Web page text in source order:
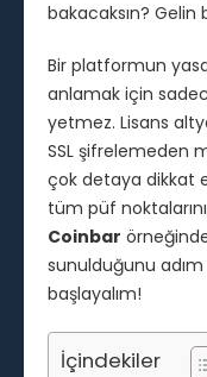
bakacaksın?
Bir platformun
anlamak için
yetmez. Lisans
SSL şifrelemeden
çok detaya dikkat
tüm püf
Coinbar
sunulduğunu adım
başlayalım!
İçindekiler